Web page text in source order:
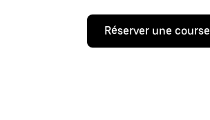
Réserver une course